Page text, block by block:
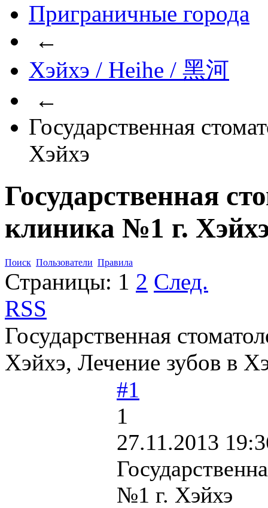
Приграничные города
←
Хэйхэ / Heihe / 黑河
←
Государственная
Хэйхэ
Государственная
клиника №1 г.
Поиск Пользователи Правила
Страницы: 1 2 След.
RSS
Государственная
Хэйхэ, Лечение зубов в
#1
1
27.11.2013
№1 г. Хэйхэ